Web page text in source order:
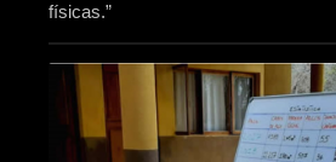
físicas.”